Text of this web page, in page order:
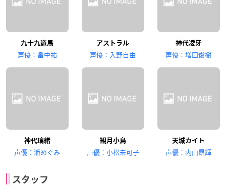
九十九遊馬
声優：畠中祐
アストラル
声優：入野自由
神代凌牙
声優：増田俊樹
神代璃緒
声優：潘めぐみ
観月小鳥
声優：小松未可子
天城カイト
声優：内山昂輝
スタッフ